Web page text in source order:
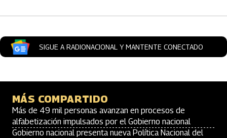
SIGUE A RADIONACIONAL Y MANTENTE CONECTADO
MÁS COMPARTIDO
Más de 49 mil personas avanzan en procesos de
alfabetización impulsados por el Gobierno nacional
Gobierno nacional presenta nueva Política Nacional del